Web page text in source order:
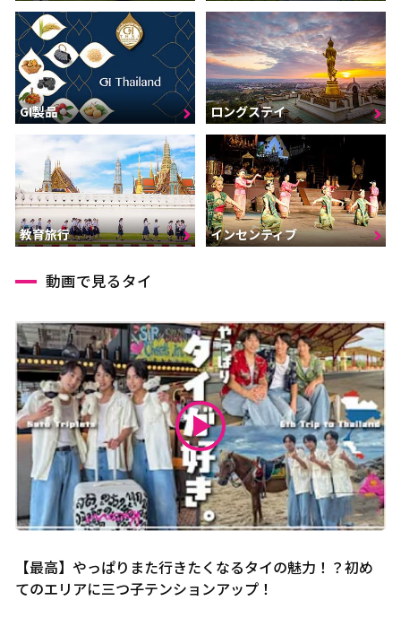
GI製品 ロングステイ
教育旅行 インセンティブ
動画で見るタイ
【最高】やっぱりまた行きたくなるタイの魅力！？初め
てのエリアに三つ子テンションアップ！